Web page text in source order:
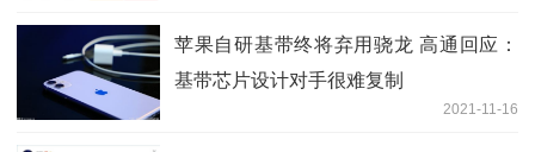
苹果自研基带终将弃用骁龙 高通回应：
基带芯片设计对手很难复制
2021-11-16